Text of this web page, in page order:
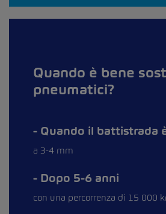
Quando è bene
pneumatici?
Quando il battistrada
a 3-4 mm
Dopo 5-6 anni
con una percorrenza di 15 000